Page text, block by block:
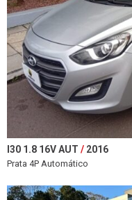
I30 1.8 16V AUT 2016
Prata 4P Automático